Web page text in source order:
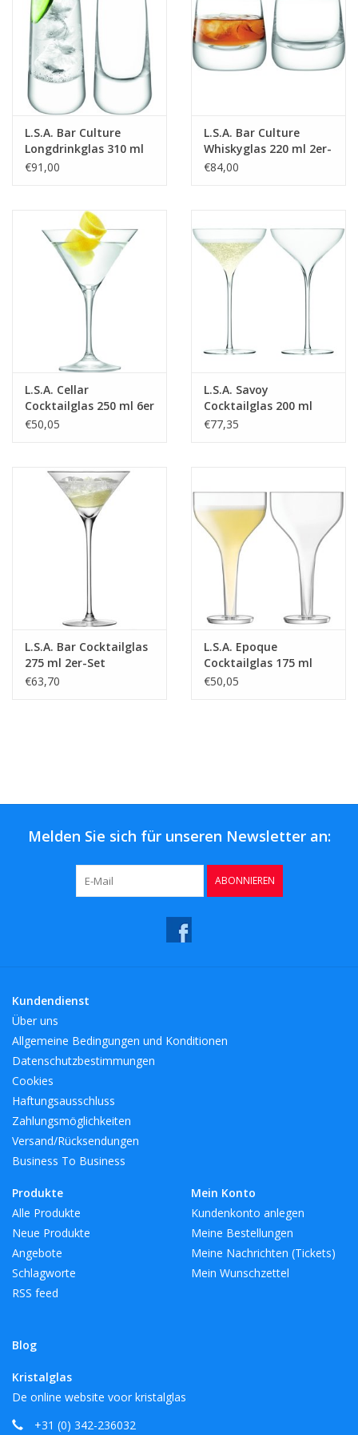
LängeMM: 125
L.S.A. Bar Culture
Longdrinkglas 310 ml
2er Set
€91,00
L.S.A. Bar Culture
Whiskyglas 220 ml 2er-
Set
€84,00
L.S.A. Cellar
Cocktailglas 250 ml 6er
Set
€50,05
L.S.A. Savoy
Cocktailglas 200 ml
2er-Set
€77,35
L.S.A. Bar Cocktailglas
275 ml 2er-Set
€63,70
L.S.A. Epoque
Cocktailglas 175 ml
2er-Set
€50,05
Melden Sie sich für unseren Newsletter an:
ABONNIEREN
Kundendienst
Über uns
Allgemeine Bedingungen und Konditionen
Datenschutzbestimmungen
Cookies
Haftungsausschluss
Zahlungsmöglichkeiten
Versand/Rücksendungen
Business To Business
Produkte
Alle Produkte
Neue Produkte
Angebote
Schlagworte
RSS feed
Blog
Mein Konto
Kundenkonto anlegen
Meine Bestellungen
Meine Nachrichten (Tickets)
Mein Wunschzettel
Kristalglas
De online website voor kristalglas
+31 (0) 342-236032